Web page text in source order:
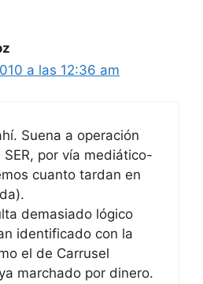
a las 12:36 am
Suena a operación
por vía mediático-
cuanto tardan en
demasiado lógico
identificado con la
el de Carrusel
marchado por dinero.